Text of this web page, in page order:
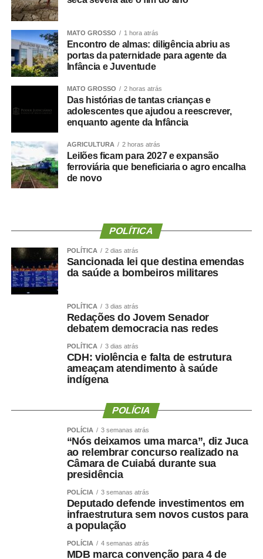
Ver essa foto no Instagram
Um post compartilhado por Thiago André (@thiaguinho)
TOP FAMOSOS.
TOP FAMOSOS
COMENTE ABAIXO:
WhatsApp
Facebook
Twitter
Messenger
LinkedIn
Share
MATO GROSSO 1 hora atrás
Encontro de almas: diligência abriu as
portas da paternidade para agente da
Infância e Juventude
MATO GROSSO 2 horas atrás
Das histórias de tantas crianças e
adolescentes que ajudou a reescrever,
enquanto agente da Infância
AGRICULTURA 2 horas atrás
Leilões ficam para 2027 e expansão
ferroviária que beneficiaria o agro encalha
de novo
POLÍTICA
POLÍTICA 2 dias atrás
Sancionada lei que destina emendas
da saúde a bombeiros militares
POLÍTICA 3 dias atrás
Redações do Jovem Senador
debatem democracia nas redes
POLÍTICA 3 dias atrás
CDH: violência e falta de estrutura
ameaçam atendimento à saúde
indígena
POLÍCIA
POLÍCIA 3 semanas atrás
“Nós deixamos uma marca”, diz Juca
ao relembrar concurso realizado na
Câmara de Cuiabá durante sua
presidência
POLÍCIA 3 semanas atrás
Deputado defende investimentos em
infraestrutura sem novos custos para
a população
POLÍCIA 4 semanas atrás
MDB marca convenção para 4 de